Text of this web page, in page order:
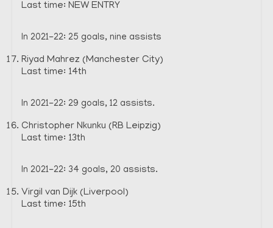
Last time: NEW ENTRY
In 2021-22: 25 goals, nine assists
Riyad Mahrez (Manchester City)
Last time: 14th
In 2021-22: 29 goals, 12 assists.
Christopher Nkunku (RB Leipzig)
Last time: 13th
In 2021-22: 34 goals, 20 assists.
Virgil van Dijk (Liverpool)
Last time: 15th